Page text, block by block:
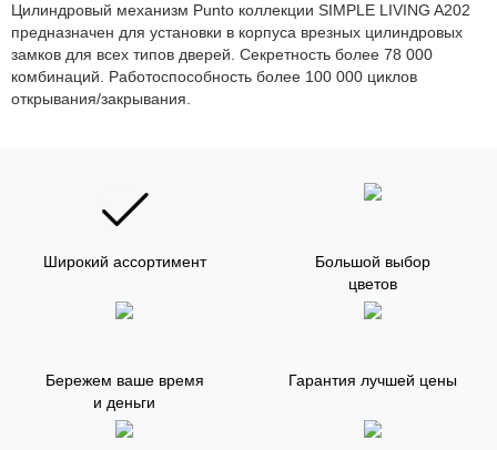
Цилиндровый механизм Punto коллекции SIMPLE LIVING A202
предназначен для установки в корпуса врезных цилиндровых
замков для всех типов дверей. Секретность более 78 000
комбинаций. Работоспособность более 100 000 циклов
открывания/закрывания.
Широкий ассортимент
Большой выбор
цветов
Бережем ваше время
и деньги
Гарантия лучшей цены